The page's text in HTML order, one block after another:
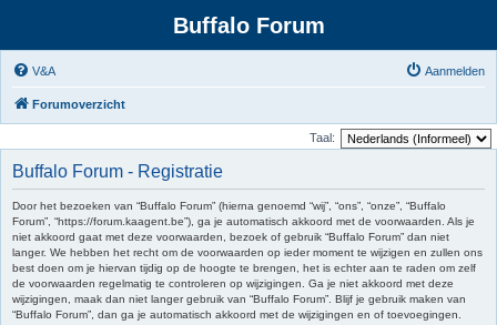
Buffalo Forum
V&A Aanmelden
Forumoverzicht
Taal:
Buffalo Forum - Registratie
Door het bezoeken van “Buffalo Forum” (hierna genoemd “wij”, “ons”, “onze”, “Buffalo
Forum”, “https://forum.kaagent.be”), ga je automatisch akkoord met de voorwaarden. Als je
niet akkoord gaat met deze voorwaarden, bezoek of gebruik “Buffalo Forum” dan niet
langer. We hebben het recht om de voorwaarden op ieder moment te wijzigen en zullen ons
best doen om je hiervan tijdig op de hoogte te brengen, het is echter aan te raden om zelf
de voorwaarden regelmatig te controleren op wijzigingen. Ga je niet akkoord met deze
wijzigingen, maak dan niet langer gebruik van “Buffalo Forum”. Blijf je gebruik maken van
“Buffalo Forum”, dan ga je automatisch akkoord met de wijzigingen en of toevoegingen.